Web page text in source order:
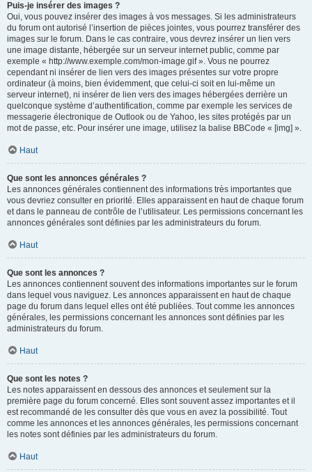
Puis-je insérer des images ?
Oui, vous pouvez insérer des images à vos messages. Si les administrateurs
du forum ont autorisé l’insertion de pièces jointes, vous pourrez transférer des
images sur le forum. Dans le cas contraire, vous devrez insérer un lien vers
une image distante, hébergée sur un serveur internet public, comme par
exemple « http://www.exemple.com/mon-image.gif ». Vous ne pourrez
cependant ni insérer de lien vers des images présentes sur votre propre
ordinateur (à moins, bien évidemment, que celui-ci soit en lui-même un
serveur internet), ni insérer de lien vers des images hébergées derrière un
quelconque système d’authentification, comme par exemple les services de
messagerie électronique de Outlook ou de Yahoo, les sites protégés par un
mot de passe, etc. Pour insérer une image, utilisez la balise BBCode « [img] ».
Haut
Que sont les annonces générales ?
Les annonces générales contiennent des informations très importantes que
vous devriez consulter en priorité. Elles apparaissent en haut de chaque forum
et dans le panneau de contrôle de l’utilisateur. Les permissions concernant les
annonces générales sont définies par les administrateurs du forum.
Haut
Que sont les annonces ?
Les annonces contiennent souvent des informations importantes sur le forum
dans lequel vous naviguez. Les annonces apparaissent en haut de chaque
page du forum dans lequel elles ont été publiées. Tout comme les annonces
générales, les permissions concernant les annonces sont définies par les
administrateurs du forum.
Haut
Que sont les notes ?
Les notes apparaissent en dessous des annonces et seulement sur la
première page du forum concerné. Elles sont souvent assez importantes et il
est recommandé de les consulter dès que vous en avez la possibilité. Tout
comme les annonces et les annonces générales, les permissions concernant
les notes sont définies par les administrateurs du forum.
Haut